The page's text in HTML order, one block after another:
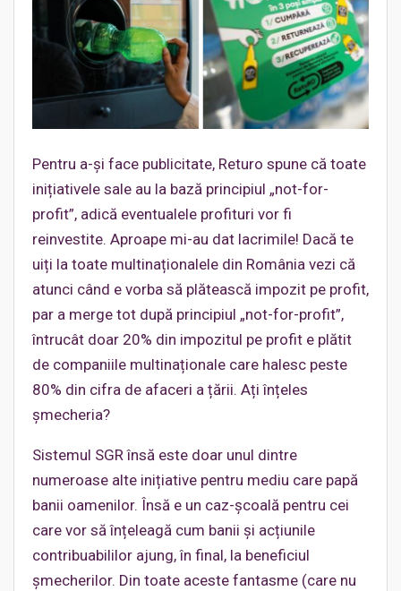
Pentru a-și face publicitate, Returo spune că toate
inițiativele sale au la bază principiul „not-for-
profit”, adică eventualele profituri vor fi
reinvestite. Aproape mi-au dat lacrimile! Dacă te
uiți la toate multinaționalele din România vezi că
atunci când e vorba să plătească impozit pe profit,
par a merge tot după principiul „not-for-profit”,
întrucât doar 20% din impozitul pe profit e plătit
de companiile multinaționale care halesc peste
80% din cifra de afaceri a țării. Ați înțeles
șmecheria?
Sistemul SGR însă este doar unul dintre
numeroase alte inițiative pentru mediu care papă
banii oamenilor. Însă e un caz-școală pentru cei
care vor să înțeleagă cum banii și acțiunile
contribuabililor ajung, în final, la beneficiul
șmecherilor. Din toate aceste fantasme (care nu